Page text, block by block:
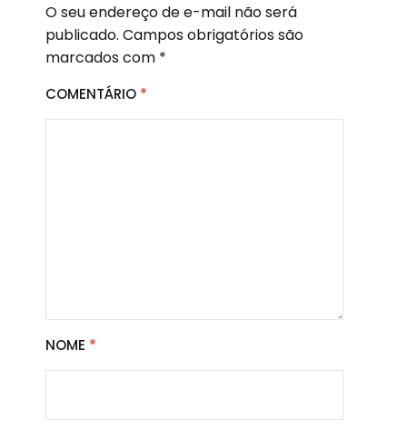
O seu endereço de e-mail não será
publicado. Campos obrigatórios são
marcados com *
COMENTÁRIO *
NOME *